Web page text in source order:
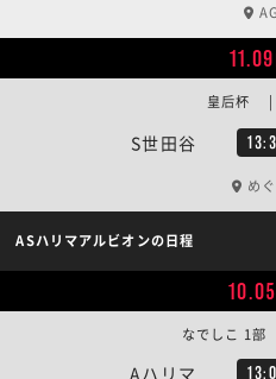
11.09
S世田谷
皇后杯
め
ASハリマアルビオンの日程
10.05
Aハリマ
なでしこ 1